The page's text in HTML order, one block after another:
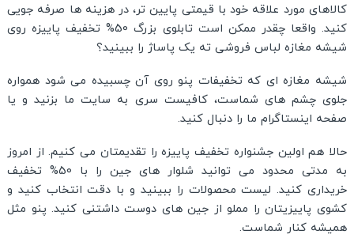
کالاهای مورد علاقه خود با قیمتی پایین تر، در هزینه ها صرفه جویی
کنید. واقعا چقدر ممکن است تابلوی بزرگ 50% تخفیف پاییزه روی
شیشه مغازه لباس فروشی ته یک پاساژ را ببینید؟
شیشه مغازه ای که تخفیفات پنو روی آن چسبیده می شود همواره
جلوی چشم های شماست، کافیست سری به سایت ما بزنید و یا
صفحه اینستاگرام ما را دنبال کنید.
حالا هم اولین جشنواره تخفیف پاییزه را تقدیمتان می کنیم. از امروز
به مدتی محدود می توانید شلوار های جین را با 50% تخفیف
خریداری کنید. لیست محصولات را ببینید و با دقت انتخاب کنید و
کشوی پاییزیتان را مملو از جین های دوست داشتنی کنید. پنو مثل
همیشه کنار شماست.